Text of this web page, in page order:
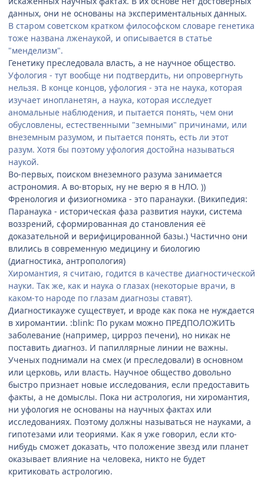
данных, они не основаны на экспериментальных данных.
В старом советском кратком философском словаре генетика
тоже названа лженаукой, и описывается в статье
"менделизм".
Генетику преследовала власть, а не научное общество.
Уфология - тут вообще ни подтвердить, ни опровергнуть
нельзя. В конце концов, уфология - эта не наука, которая
изучает инопланетян, а наука, которая исследует
аномальные наблюдения, и пытается понять, чем они
обусловлены, естественными "земными" причинами, или
внеземным разумом, и пытается понять, есть ли этот
разум. Хотя бы поэтому уфология достойна называться
наукой.
Во-первых, поиском внеземного разума занимается
астрономия. А во-вторых, ну не верю я в НЛО. ))
Френология и физиогномика - это паранауки. (Википедия:
Паранаука - историческая фаза развития науки, система
воззрений, сформированная до становления её
доказательной и верифицированной базы.) Частично они
влились в современную медицину и биологию
(диагностика, антропология)
Хиромантия, я считаю, годится в качестве диагностической
науки. Так же, как и наука о глазах (некоторые врачи, в
каком-то народе по глазам диагнозы ставят).
Диагностикауже существует, и вроде как пока не нуждается
в хиромантии. :blink: По рукам можно ПРЕДПОЛОЖИТЬ
заболевание (например, цирроз печени), но никак не
поставить диагноз. И папиллярные линии не важны.
Ученых поднимали на смех (и преследовали) в основном
или церковь, или власть. Научное общество довольно
быстро признает новые исследования, если предоставить
факты, а не домыслы. Пока ни астрология, ни хиромантия,
ни уфология не основаны на научных фактах или
исследованиях. Поэтому должны называться не науками, а
гипотезами или теориями. Как я уже говорил, если кто-
нибудь сможет доказать, что положение звезд или планет
оказывает влияние на человека, никто не будет
критиковать астрологию.